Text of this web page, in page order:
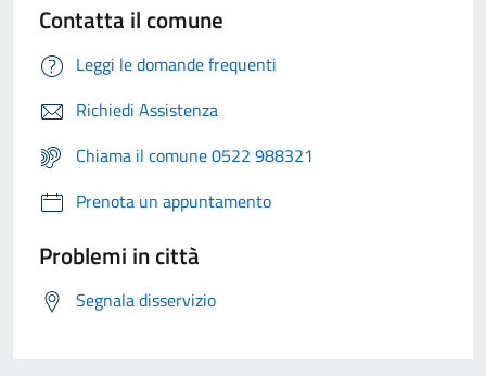
Contatta il comune
Leggi le domande frequenti
Richiedi Assistenza
Chiama il comune 0522 988321
Prenota un appuntamento
Problemi in città
Segnala disservizio